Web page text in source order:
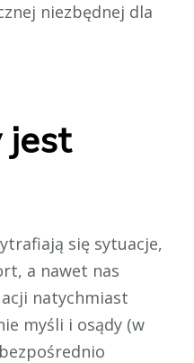
niezbędnej dla
jest
się sytuacje,
a nawet nas
natychmiast
myśli i osądy (w